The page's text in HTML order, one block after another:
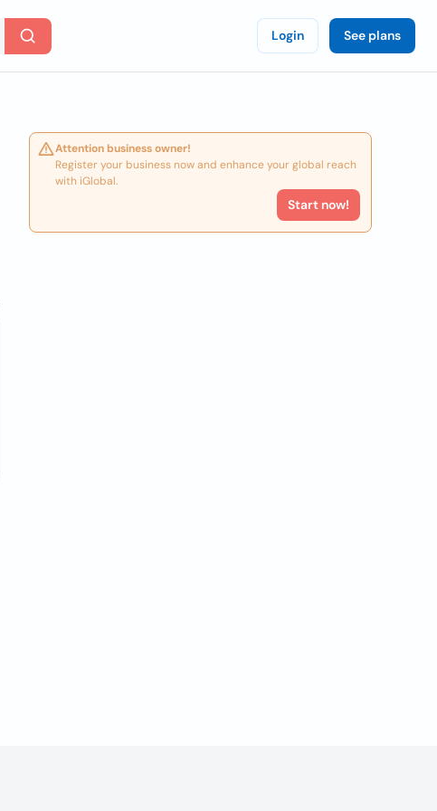
Login See plans
Attention business owner!
Register your business now and enhance your global reach
with iGlobal.
Start now!